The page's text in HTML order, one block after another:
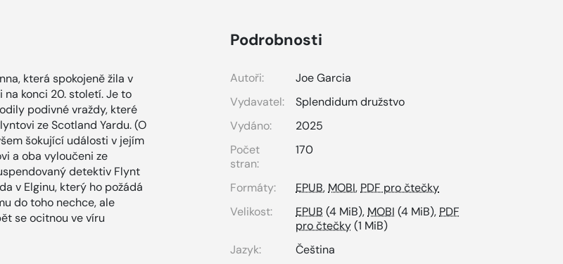
která spokojeně žila v
konci 20. století. Je to
podivné vraždy, které
ze Scotland Yardu. (O
šokující události v jejím
a oba vyloučeni ze
detektiv Flynt
v Elginu, který ho požádá
do toho nechce, ale
se ocitnou ve víru
Podrobnosti
Autoři:
Joe Garcia
Vydavatel:
Splendidum družstvo
Vydáno:
2025
Počet
stran:
170
Formáty: EPUB, MOBI, PDF pro čtečky
Velikost:
EPUB (4 MiB), MOBI (4 MiB), PDF
pro čtečky(1 MiB)
Jazyk:
Čeština